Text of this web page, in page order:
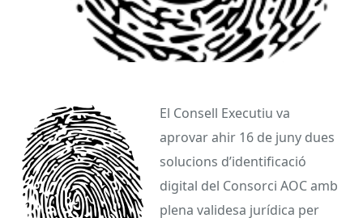
El Consell Executiu va
aprovar ahir 16 de juny dues
solucions d’identificació
digital del Consorci AOC amb
plena validesa jurídica per